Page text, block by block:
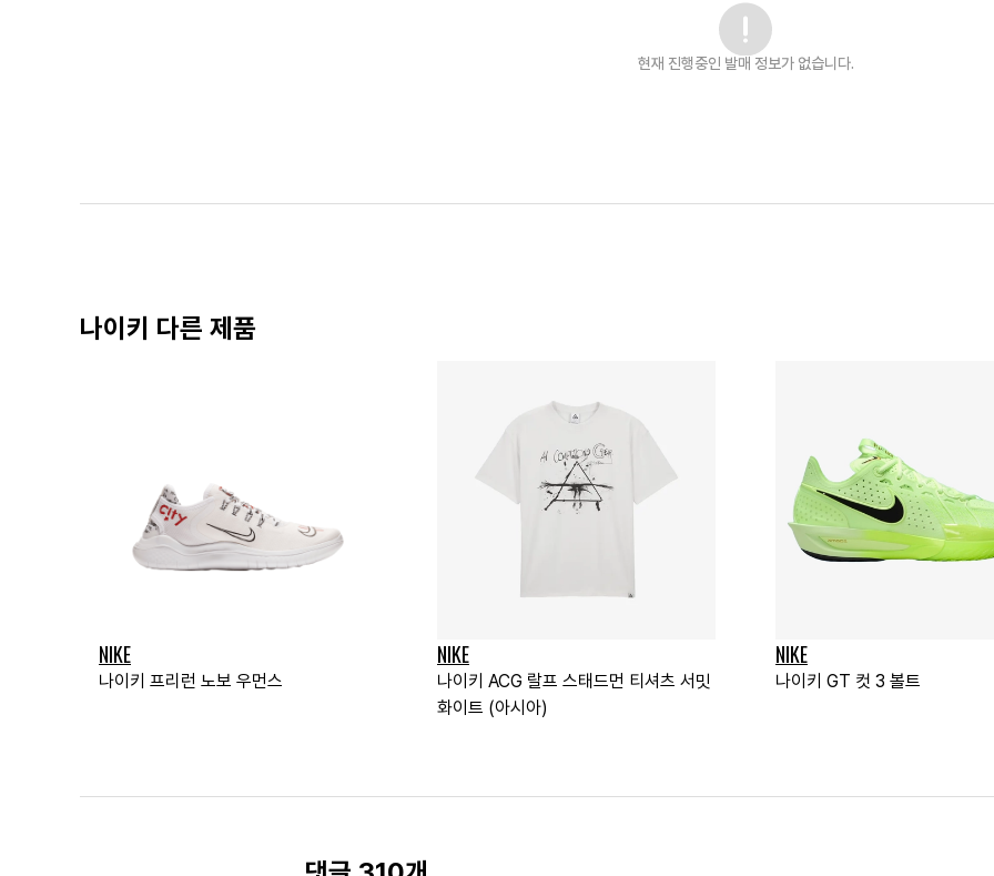
현재 진행중인 발매 정보가 없습니다.
나이키 다른 제품
NIKE
나이키 프리런 노보 우먼스
NIKE
나이키 ACG 랄프 스태드먼 티셔츠 서밋
화이트 (아시아)
NIKE
나이키 GT 컷 3 볼트